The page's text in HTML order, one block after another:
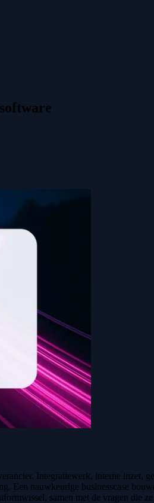
Integratiewerk, interne inzet,
Een nauwkeurige businesscase
samen met de vragen die